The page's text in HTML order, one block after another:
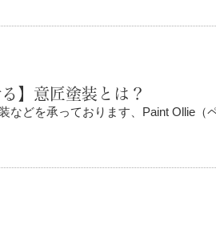
外壁に生じたキズや傷みを補修する「
】意匠塗装とは？
などを承っております、Paint Ollie（
改装などを検討するも、「普通の塗装
せんか。